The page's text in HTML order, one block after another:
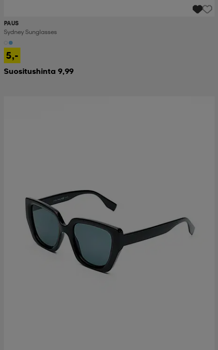
PAUS
Sydney Sunglasses
5,-
Suositushinta 9,99